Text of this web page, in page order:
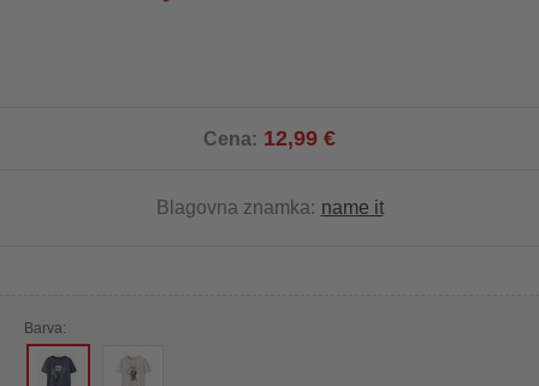
Cena: 12,99 €
Blagovna znamka: name it
Barva: